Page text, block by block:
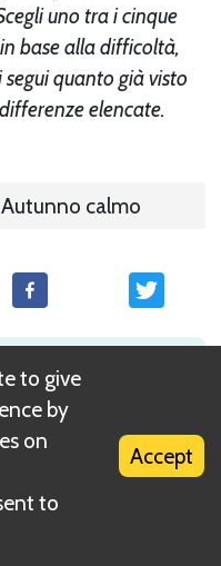
uno tra i cinque
base alla difficoltà,
quanto già visto
elencate.
calmo
to give
by
on
to
Accept